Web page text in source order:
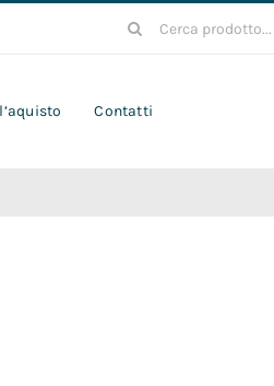
Cerca
Contatti